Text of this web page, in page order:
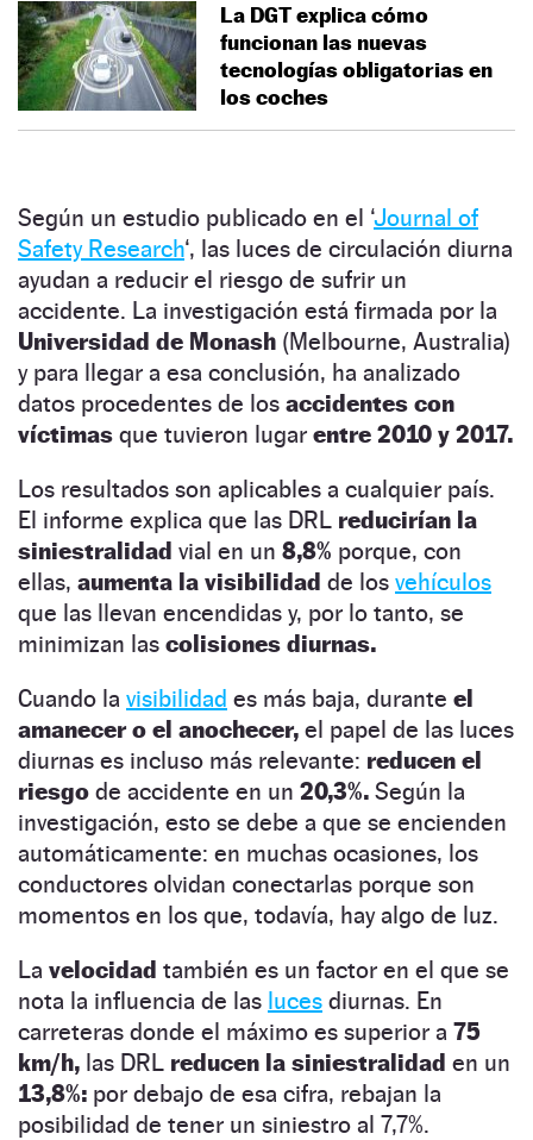
La DGT explica cómo
funcionan las nuevas
tecnologías obligatorias en
los coches
Según un estudio publicado en el ‘Journal of
Safety Research‘, las luces de circulación diurna
ayudan a reducir el riesgo de sufrir un
accidente. La investigación está firmada por la
Universidad de Monash (Melbourne, Australia)
y para llegar a esa conclusión, ha analizado
datos procedentes de los accidentes con
víctimas que tuvieron lugar entre 2010 y 2017.
Los resultados son aplicables a cualquier país.
El informe explica que las DRL reducirían la
siniestralidad vial en un 8,8% porque, con
ellas, aumenta la visibilidad de los vehículos
que las llevan encendidas y, por lo tanto, se
minimizan las colisiones diurnas.
Cuando la visibilidad es más baja, durante el
amanecer o el anochecer, el papel de las luces
diurnas es incluso más relevante: reducen el
riesgo de accidente en un 20,3%. Según la
investigación, esto se debe a que se encienden
automáticamente: en muchas ocasiones, los
conductores olvidan conectarlas porque son
momentos en los que, todavía, hay algo de luz.
La velocidad también es un factor en el que se
nota la influencia de las luces diurnas. En
carreteras donde el máximo es superior a 75
km/h, las DRL reducen la siniestralidad en un
13,8%: por debajo de esa cifra, rebajan la
posibilidad de tener un siniestro al 7,7%.